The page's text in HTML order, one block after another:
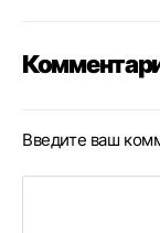
Введите ваш